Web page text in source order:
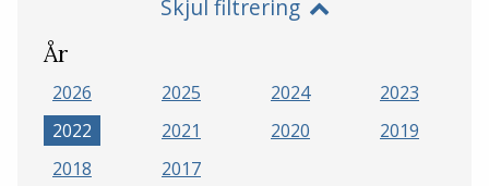
Skjul filtrering
År
2026 2025 2024
2023
2022
2021 2020
2019
2018
2017